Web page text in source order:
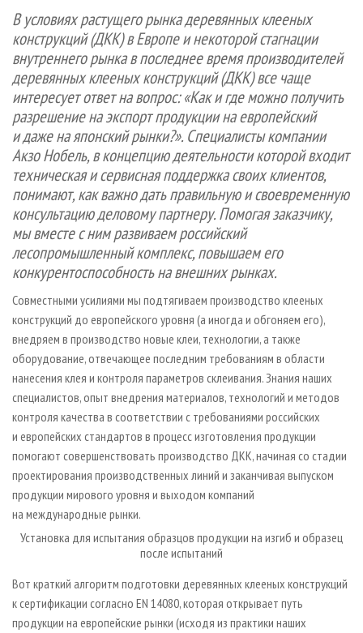
ПРОИЗВОДСТВО ДРЕВЕСНЫХ ПЛИТ
ДЕРЕВЯННОЕ ДОМОСТРОЕНИЕ
ПРОИЗВОДСТВО МЕБЕЛИ
БИОЭНЕРГЕТИКА
ЦБП
ИНСТРУМЕНТ И МАТЕРИАЛЫ
ПЕРСОНЫ
МОБИЛЬНЫЕ ВЫСТАВКИ
ОФИЦИАЛЬНЫЕ ДЕЛЕГАЦИИ
ПРИОРИТЕТНЫЕ ИНВЕСТПРОЕКТЫ
RUSSIAN FORESTRY REVIEW
ГАЗЕТА ЛЕСПРОМФОРУМ
БИБЛИОТЕКА СПЕЦИАЛИСТА
КОНТАКТЫ
РЕКЛАМА
РЕКЛАМА НА САЙТЕ
В условиях растущего рынка деревянных клееных
конструкций (ДКК) в Европе и некоторой стагнации
внутреннего рынка в последнее время производителей
деревянных клееных конструкций (ДКК) все чаще
интересует ответ на вопрос: «Как и где можно получить
разрешение на экспорт продукции на европейский
и даже на японский рынки?». Специалисты компании
Акзо Нобель, в концепцию деятельности которой входит
техническая и сервисная поддержка своих клиентов,
понимают, как важно дать правильную и своевременную
консультацию деловому партнеру. Помогая заказчику,
мы вместе с ним развиваем российский
лесопромышленный комплекс, повышаем его
конкурентоспособность на внешних рынках.
Совместными усилиями мы подтягиваем производство клееных
конструкций до европейского уровня (а иногда и обгоняем его),
внедряем в производство новые клеи, технологии, а также
оборудование, отвечающее последним требованиям в области
нанесения клея и контроля параметров склеивания. Знания наших
специалистов, опыт внедрения материалов, технологий и методов
контроля качества в соответствии с требованиями российских
и европейских стандартов в процесс изготовления продукции
помогают совершенствовать производство ДКК, начиная со стадии
проектирования производственных линий и заканчивая выпуском
продукции мирового уровня и выходом компаний
на международные рынки.
Установка для испытания образцов продукции на изгиб и образец
после испытаний
Вот краткий алгоритм подготовки деревянных клееных конструкций
к сертификации согласно EN 14080, которая открывает путь
продукции на европейские рынки (исходя из практики наших